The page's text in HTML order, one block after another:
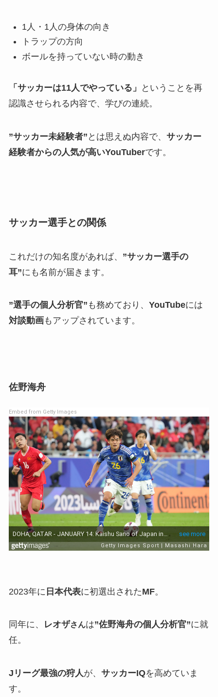
1人・1人の身体の向き
トラップの方向
ボールを持っていない時の動き
「サッカーは11人でやっている」
ということを再
認識させられる内容で、学びの連続。
”サッカー未経験者” とは思えぬ内容で、 サッカー
経験者からの人気が高いYouTuberです。
サッカー選手との関係
これだけの知名度があれば、 ”サッカー選手の
耳”にも名前が届きます。
”選手の個人分析官” も務めており、 YouTubeには
対談動画もアップされています。
佐野海舟
Embed from Getty Images
2023年に 日本代表に初選出されたMF。
同年に、 レオザさんは”佐野海舟の個人分析官”に就
任。
Jリーグ最強の狩人が、 サッカーIQを高めていま
す。